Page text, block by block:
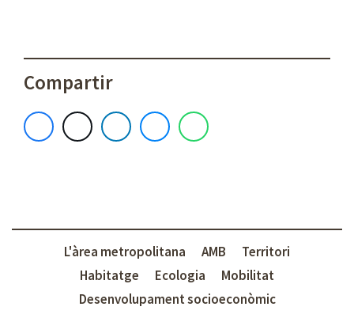
Compartir
L'àrea metropolitana AMB
Territori
Habitatge
Ecologia
Mobilitat
Desenvolupament socioeconòmic